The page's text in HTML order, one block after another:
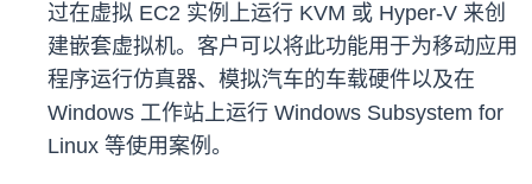
过在虚拟 EC2 实例上运行 KVM 或 Hyper-V 来创
建嵌套虚拟机。客户可以将此功能用于为移动应用
程序运行仿真器、模拟汽车的车载硬件以及在
Windows 工作站上运行 Windows Subsystem for
Linux 等使用案例。